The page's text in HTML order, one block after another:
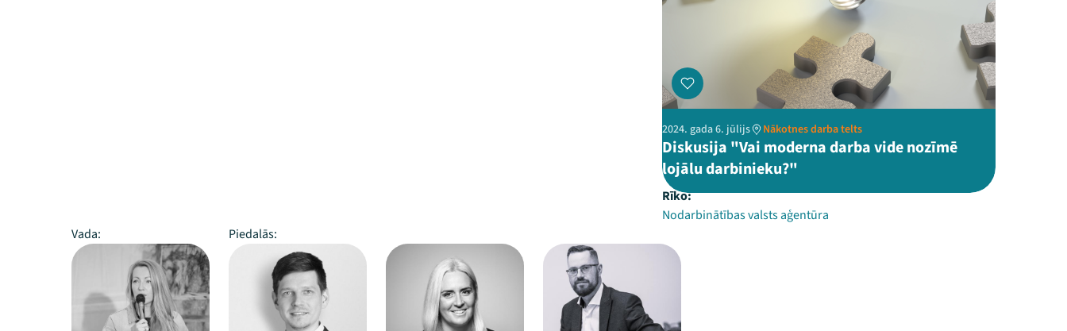
2024. gada 6. jūlijs Nākotnes darba telts
Diskusija "Vai moderna darba vide nozīmē
lojālu darbinieku?"
Rīko:
Nodarbinātības valsts aģentūra
Vada:
Piedalās: